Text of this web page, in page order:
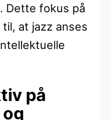
Dette fokus på
at jazz anses
på